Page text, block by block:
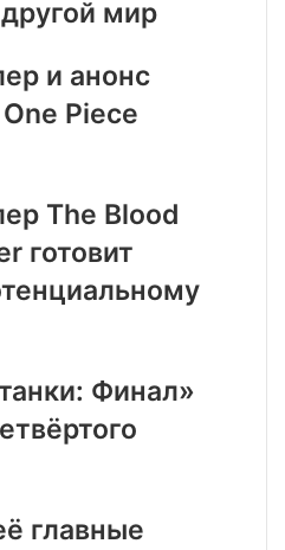
мир
и анонс
Piece
The Blood
готовит
Финал»
главные